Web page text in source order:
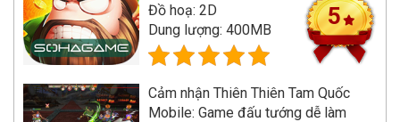
Đồ hoạ: 2D
Dung lượng: 400MB
5
Cảm nhận Thiên Thiên Tam Quốc
Mobile: Game đấu tướng dễ làm